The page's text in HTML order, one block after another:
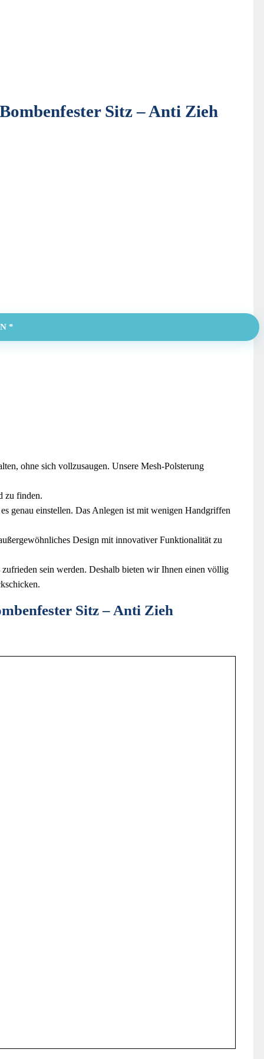
Sitz – Anti Zieh
*
ohne sich vollzusaugen. Unsere Mesh-Polsterung
zu finden.
einstellen. Das Anlegen ist mit wenigen Handgriffen
Design mit innovativer Funktionalität zu
sein werden. Deshalb bieten wir Ihnen einen völlig
Sitz – Anti Zieh